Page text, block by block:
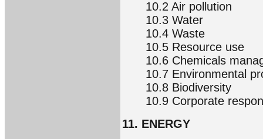
10.2 Air pollution
10.3 Water
10.4 Waste
10.5 Resource use
10.6 Chemicals
10.7 Environmental
10.8 Biodiversity
10.9 Corporate
11. ENERGY